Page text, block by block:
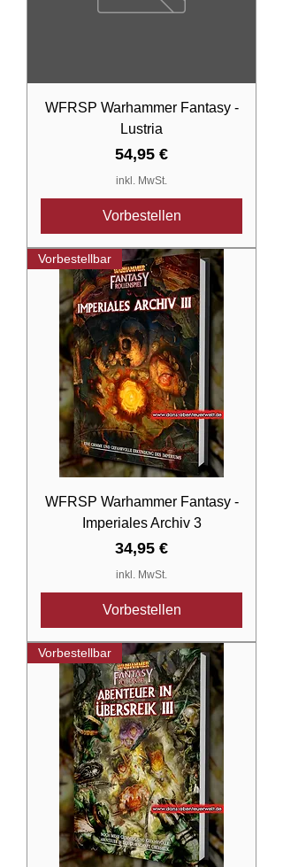
WFRSP Warhammer Fantasy -
Lustria
Preis
54,95 €
inkl. MwSt.
Vorbestellen
Vorbestellbar
WFRSP Warhammer Fantasy -
Imperiales Archiv 3
Preis
34,95 €
inkl. MwSt.
Vorbestellen
Vorbestellbar